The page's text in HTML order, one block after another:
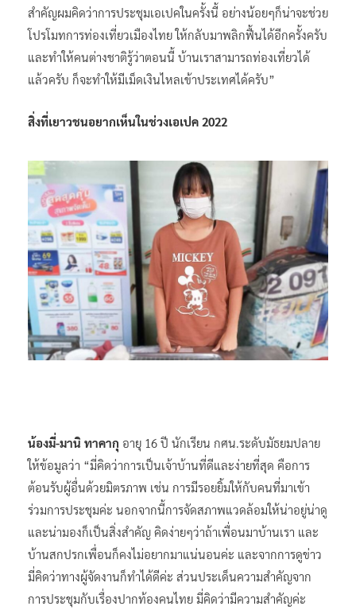
สำคัญผมคิดว่าการประชุมเอเปคในครั้งนี้ อย่างน้อยๆก็น่าจะช่วย
โปรโมทการท่องเที่ยวเมืองไทย ให้กลับมาพลิกฟื้นได้อีกครั้งครับ
และทำให้คนต่างชาติรู้ว่าตอนนี้ บ้านเราสามารถท่องเที่ยวได้
แล้วครับ ก็จะทำให้มีเม็ดเงินไหลเข้าประเทศได้ครับ”
สิ่งที่เยาวชนอยากเห็นในช่วงเอเปค 2022
น้องมี่-มานิ ทาคากุ อายุ 16 ปี นักเรียน กศน.ระดับมัธยมปลาย
ให้ข้อมูลว่า “มี่คิดว่าการเป็นเจ้าบ้านที่ดีและง่ายที่สุด คือการ
ต้อนรับผู้อื่นด้วยมิตรภาพ เช่น การมีรอยยิ้มให้กับคนที่มาเข้า
ร่วมการประชุมค่ะ นอกจากนี้การจัดสภาพแวดล้อมให้น่าอยู่น่าดู
และน่ามองก็เป็นสิ่งสำคัญ คิดง่ายๆว่าถ้าเพื่อนมาบ้านเรา และ
บ้านสกปรกเพื่อนก็คงไม่อยากมาแน่นอนค่ะ และจากการดูข่าว
มี่คิดว่าทางผู้จัดงานก็ทำได้ดีค่ะ ส่วนประเด็นความสำคัญจาก
การประชุมกับเรื่องปากท้องคนไทย มี่คิดว่ามีความสำคัญค่ะ